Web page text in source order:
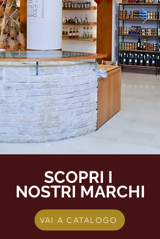
SCOPRI I
NOSTRI MARCHI
VAI A CATALOGO